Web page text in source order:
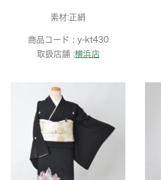
素材:正絹
商品コード : y-kt430
取扱店舗 :横浜店